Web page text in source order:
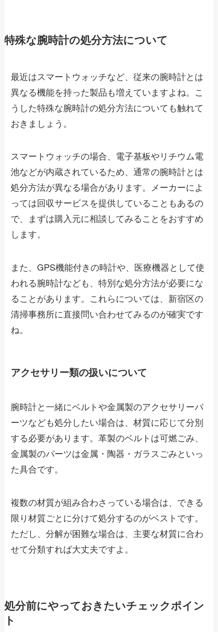
特殊な腕時計の処分方法について
最近はスマートウォッチなど、従来の腕時計とは
異なる機能を持った製品も増えていますよね。こ
うした特殊な腕時計の処分方法についても触れて
おきましょう。
スマートウォッチの場合、電子基板やリチウム電
池などが内蔵されているため、通常の腕時計とは
処分方法が異なる場合があります。メーカーによ
っては回収サービスを提供していることもあるの
で、まずは購入元に相談してみることをおすすめ
します。
また、GPS機能付きの時計や、医療機器として使
われる腕時計なども、特別な処分方法が必要にな
ることがあります。これらについては、新宿区の
清掃事務所に直接問い合わせてみるのが確実です
ね。
アクセサリー類の扱いについて
腕時計と一緒にベルトや金属製のアクセサリーパ
ーツなども処分したい場合は、材質に応じて分別
する必要があります。革製のベルトは可燃ごみ、
金属製のパーツは金属・陶器・ガラスごみといっ
た具合です。
複数の材質が組み合わさっている場合は、できる
限り材質ごとに分けて処分するのがベストです。
ただし、分解が困難な場合は、主要な材質に合わ
せて分類すれば大丈夫ですよ。
処分前にやっておきたいチェックポイン
ト